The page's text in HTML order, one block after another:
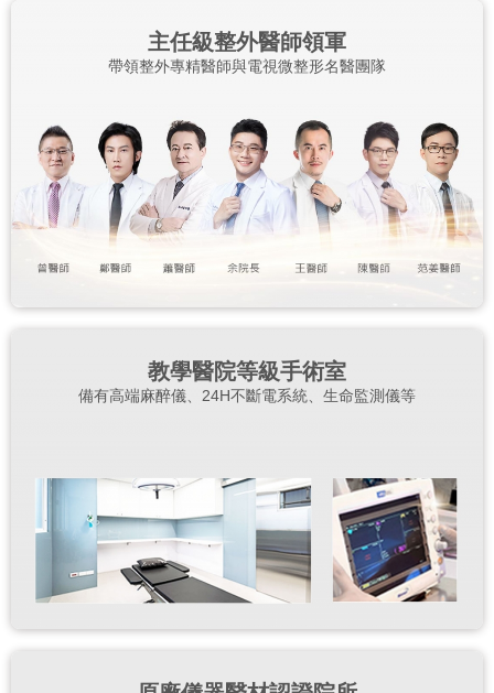
主任級整外醫師領軍
帶領整外專精醫師與電視微整形名醫團隊
教學醫院等級手術室
備有高端麻醉儀、24H不斷電系統、生命監測儀等